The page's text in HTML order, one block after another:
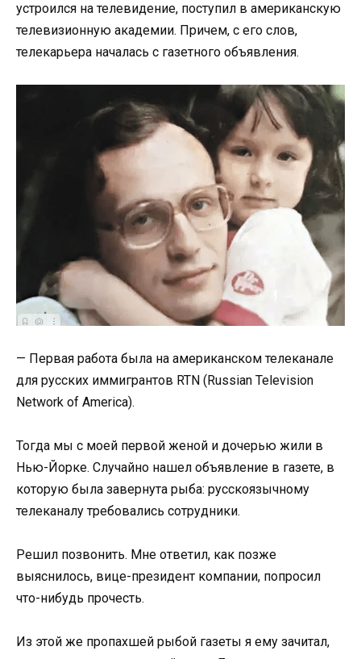
устроился на телевидение, поступил в американскую
телевизионную академии. Причем, с его слов,
телекарьера началась с газетного объявления.
— Первая работа была на американском телеканале
для русских иммигрантов RTN (Russian Television
Network of America).
Тогда мы с моей первой женой и дочерью жили в
Нью-Йорке. Случайно нашел объявление в газете, в
которую была завернута рыба: русскоязычному
телеканалу требовались сотрудники.
Решил позвонить. Мне ответил, как позже
выяснилось, вице-президент компании, попросил
что-нибудь прочесть.
Из этой же пропахшей рыбой газеты я ему зачитал,